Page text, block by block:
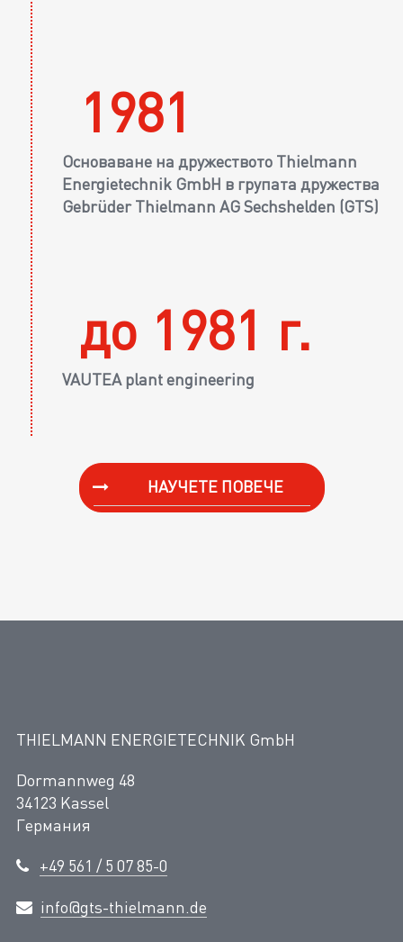
1981
Основаване на дружеството Thielmann
Energietechnik GmbH в групата дружества
Gebrüder Thielmann AG Sechshelden (GTS)
до 1981 г.
VAUTEA plant engineering
НАУЧЕТЕ ПОВЕЧЕ
THIELMANN ENERGIETECHNIK GmbH
Dormannweg 48
34123 Kassel
Германия
+49 561 / 5 07 85-0
info@gts-thielmann.de